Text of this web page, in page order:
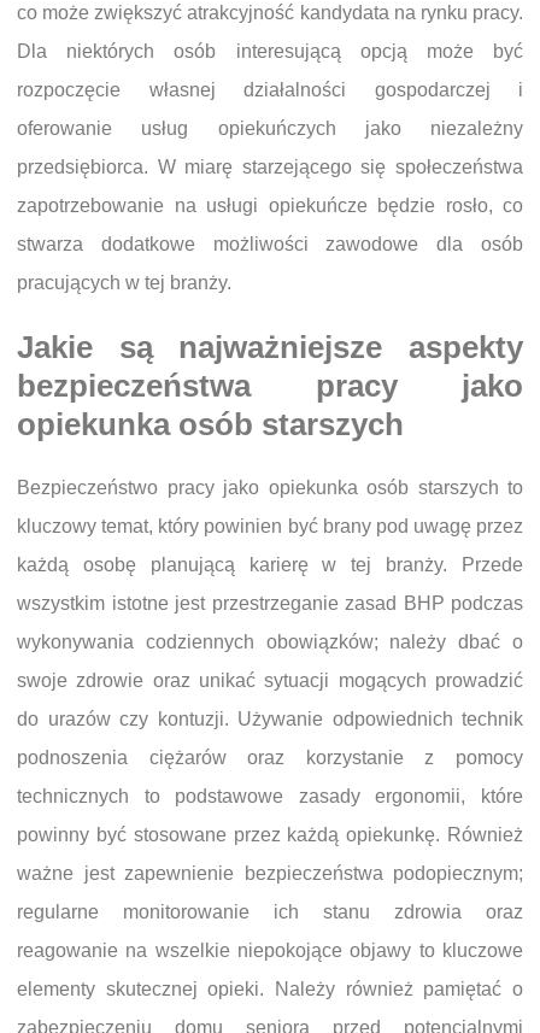
co może zwiększyć atrakcyjność kandydata na rynku pracy.
Dla niektórych osób interesującą opcją może być
rozpoczęcie własnej działalności gospodarczej i
oferowanie usług opiekuńczych jako niezależny
przedsiębiorca. W miarę starzejącego się społeczeństwa
zapotrzebowanie na usługi opiekuńcze będzie rosło, co
stwarza dodatkowe możliwości zawodowe dla osób
pracujących w tej branży.
Jakie są najważniejsze aspekty
bezpieczeństwa pracy jako
opiekunka osób starszych
Bezpieczeństwo pracy jako opiekunka osób starszych to
kluczowy temat, który powinien być brany pod uwagę przez
każdą osobę planującą karierę w tej branży. Przede
wszystkim istotne jest przestrzeganie zasad BHP podczas
wykonywania codziennych obowiązków; należy dbać o
swoje zdrowie oraz unikać sytuacji mogących prowadzić
do urazów czy kontuzji. Używanie odpowiednich technik
podnoszenia ciężarów oraz korzystanie z pomocy
technicznych to podstawowe zasady ergonomii, które
powinny być stosowane przez każdą opiekunkę. Również
ważne jest zapewnienie bezpieczeństwa podopiecznym;
regularne monitorowanie ich stanu zdrowia oraz
reagowanie na wszelkie niepokojące objawy to kluczowe
elementy skutecznej opieki. Należy również pamiętać o
zabezpieczeniu domu seniora przed potencjalnymi